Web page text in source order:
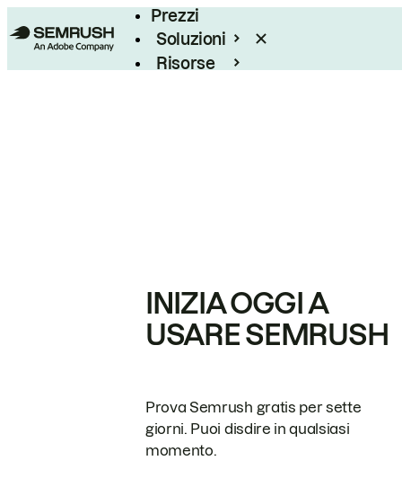
Prezzi
Soluzioni
Risorse
INIZIA OGGI A
USARE SEMRUSH
Prova Semrush gratis per sette
giorni. Puoi disdire in qualsiasi
momento.